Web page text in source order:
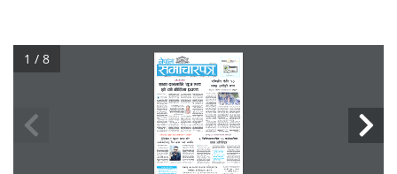
1 / 8